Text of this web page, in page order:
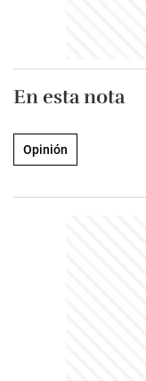
En esta nota
Opinión